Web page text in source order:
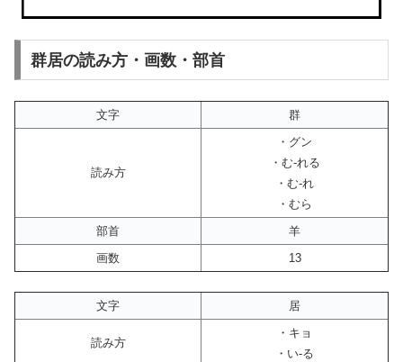
群居の読み方・画数・部首
文字 群
読み方
・グン
・む-れる
・む-れ
・むら
部首
羊
画数
13
文字 居
読み方
・キョ
・い-る